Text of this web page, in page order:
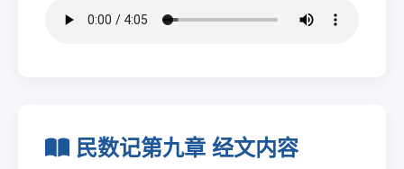
民数记第九章 经文内容